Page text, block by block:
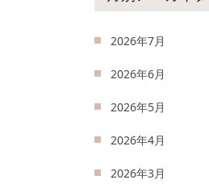
2026年7月
2026年6月
2026年5月
2026年4月
2026年3月